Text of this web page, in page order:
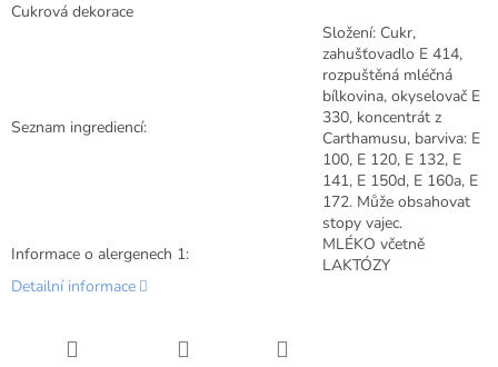
Cukrová dekorace
Seznam ingrediencí:
Složení: Cukr,
zahušťovadlo E 414,
rozpuštěná mléčná
bílkovina, okyselovač E
330, koncentrát z
Carthamusu, barviva: E
100, E 120, E 132, E
141, E 150d, E 160a, E
172. Může obsahovat
stopy vajec.
Informace o alergenech 1:
MLÉKO včetně
LAKTÓZY
Detailní informace